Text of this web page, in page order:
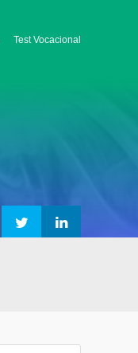
Test Vocacional